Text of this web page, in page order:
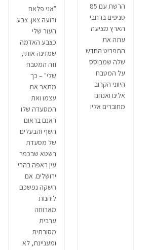
הרשת עם 85
סניפים ברחבי
הארץ מציעה
עתה את
התפריט החדש
שלה שמבוסס
על המטבח
היווני הקרוב
אלינו ואנחנו
מחוברים אליו
"אני פלאח
ורועה צאן. צבע
העור שלי
כצבע האדמה
שמזינה אותי,
וזה המטבח
שלי" – כך
מתאר את
עצמו ואת
המסעדה שלו
ראנם בראום
השף והבעלים
של מסעדת
רשטא שבכפר
עין ראפה בהרי
ירושלים. אם
חשקה נפשכם
ליהנות
מארוחה
ערבית
מסורתית
ומעניינת, לא